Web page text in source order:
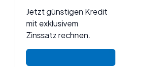
Jetzt günstigen Kredit
mit exklusivem
Zinssatz rechnen.